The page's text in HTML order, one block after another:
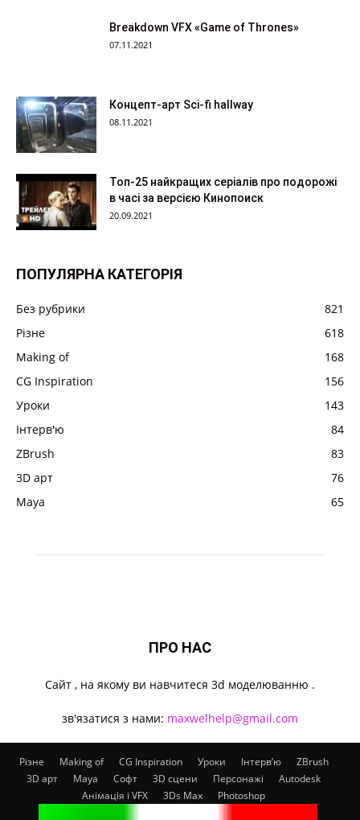
Breakdown VFX «Game of Thrones»
07.11.2021
Концепт-арт Sci-fi hallway
08.11.2021
Топ-25 найкращих серіалів про подорожі
в часі за версією Кинопоиск
20.09.2021
ПОПУЛЯРНА КАТЕГОРІЯ
Без рубрики
821
Різне
618
Making of
168
CG Inspiration
156
Уроки
143
Інтерв'ю
84
ZBrush
83
3D арт
76
Maya
65
ПРО НАС
Cайт , на якому ви навчитеся 3d моделюванню .
зв'язатися з нами: maxwelhelp@gmail.com
Різне Making of CG Inspiration Уроки Інтерв’ю
ZBrush
3D арт
Maya Софт 3D сцени Персонажі
Autodesk
Анімація і VFX
3Ds Max Photoshop